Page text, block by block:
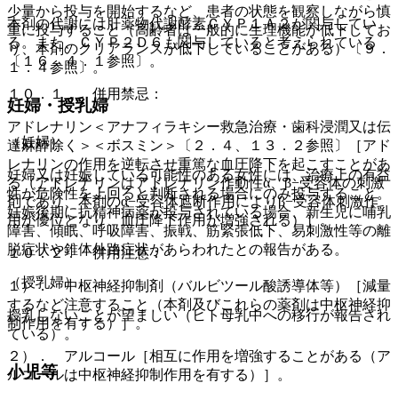
少量から投与を開始するなど、患者の状態を観察しながら慎
重に投与すること（高齢者は一般的に生理機能が低下してお
り、本剤のクリアランスが低下していることがある）〔９．
１．４参照〕。
妊婦・授乳婦
（妊婦）
妊婦又は妊娠している可能性のある女性には、治療上の有益
性が危険性を上回ると判断される場合にのみ投与すること。
妊娠後期に抗精神病薬が投与されている場合、新生児に哺乳
障害、傾眠、呼吸障害、振戦、筋緊張低下、易刺激性等の離
脱症状や錐体外路症状があらわれたとの報告がある。
（授乳婦）
授乳しないことが望ましい（ヒト母乳中への移行が報告され
ている）。
小児等
本剤の代謝には肝薬物代謝酵素ＣＹＰ１Ａ２が関与してい
る。また、ＣＹＰ２Ｄ６も関与していると考えられている
〔１６．４．１参照〕。
１０．１． 併用禁忌：
アドレナリン＜アナフィラキシー救急治療・歯科浸潤又は伝
達麻酔除く＞＜ボスミン＞〔２．４、１３．２参照〕［アド
レナリンの作用を逆転させ重篤な血圧降下を起こすことがあ
る（アドレナリンはアドレナリン作動性α、β−受容体の刺激
剤であり、本剤のα−受容体遮断作用によりβ−受容体刺激作
用が優位となり、血圧降下作用が増強される）］。
１０．２． 併用注意：
１）． 中枢神経抑制剤（バルビツール酸誘導体等）［減量
するなど注意すること（本剤及びこれらの薬剤は中枢神経抑
制作用を有する）］。
２）． アルコール［相互に作用を増強することがある（ア
ルコールは中枢神経抑制作用を有する）］。